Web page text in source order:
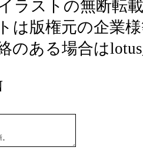
ストの無断転載
版権元の企業様
ある場合は